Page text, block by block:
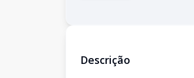
Descrição